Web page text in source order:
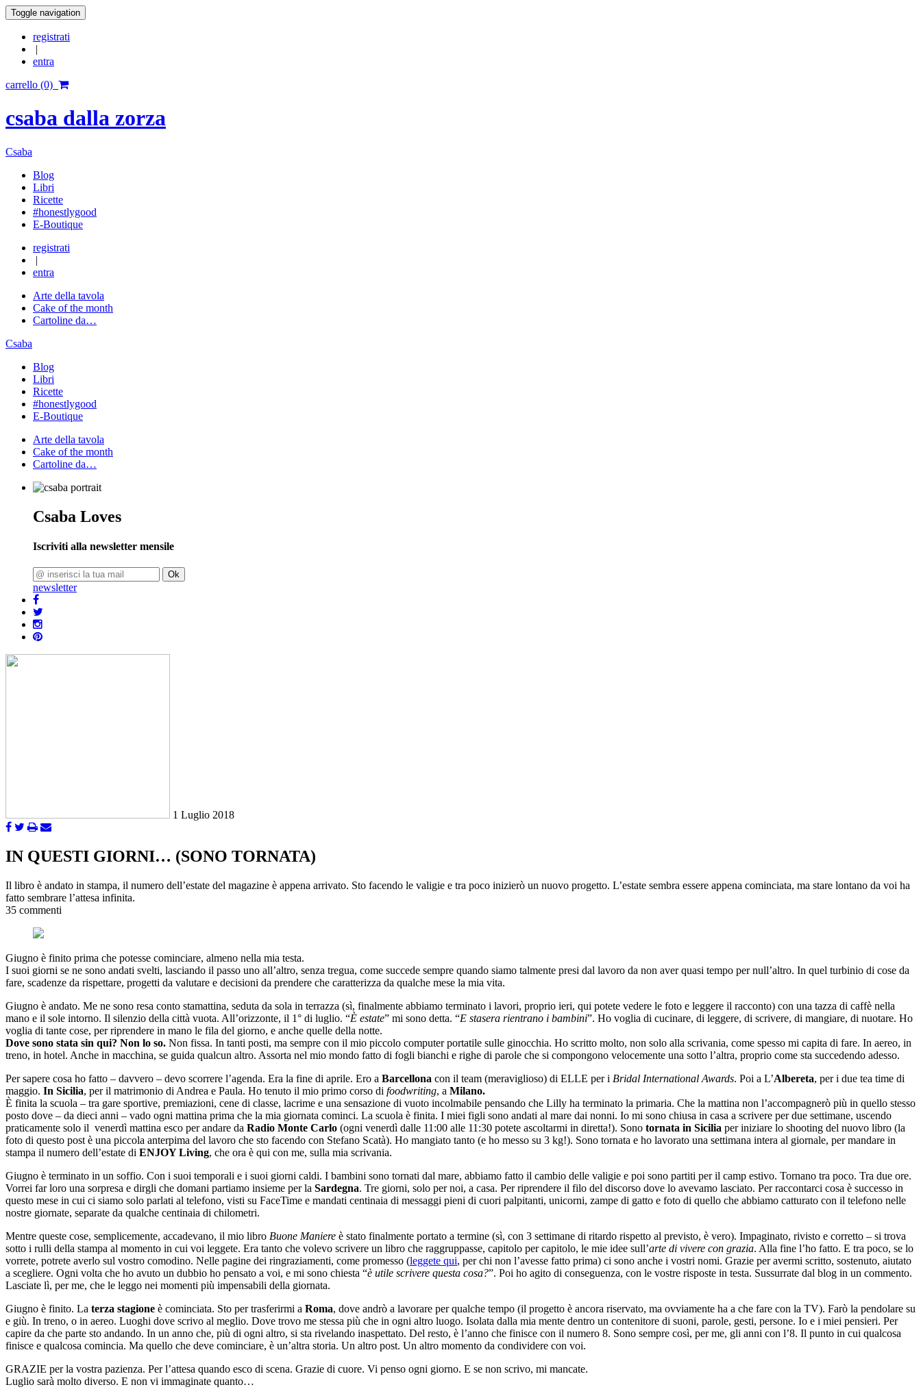
Toggle navigation
registrati
|
entra
carrello (0)
csaba dalla zorza
Csaba
Blog
Libri
Ricette
#honestlygood
E-Boutique
registrati
|
entra
Arte della tavola
Cake of the month
Cartoline da…
Csaba
Blog
Libri
Ricette
#honestlygood
E-Boutique
Arte della tavola
Cake of the month
Cartoline da…
Csaba Loves
Iscriviti alla newsletter mensile
Ok
newsletter
1 Luglio 2018
IN QUESTI GIORNI… (SONO TORNATA)
Il libro è andato in stampa, il numero dell’estate del magazine è appena arrivato. Sto facendo le valigie e tra poco inizierò un nuovo progetto. L’estate sembra essere appena cominciata, ma stare lontano da voi ha
fatto sembrare l’attesa infinita.
35 commenti
Giugno è finito prima che potesse cominciare, almeno nella mia testa.
I suoi giorni se ne sono andati svelti, lasciando il passo uno all’altro, senza tregua, come succede sempre quando siamo talmente presi dal lavoro da non aver quasi tempo per null’altro. In quel turbinio di cose da
fare, scadenze da rispettare, progetti da valutare e decisioni da prendere che caratterizza da qualche mese la mia vita.
Giugno è andato. Me ne sono resa conto stamattina, seduta da sola in terrazza (sì, finalmente abbiamo terminato i lavori, proprio ieri, qui potete vedere le foto e leggere il racconto) con una tazza di caffè nella
mano e il sole intorno. Il silenzio della città vuota. All’orizzonte, il 1° di luglio. “È estate” mi sono detta. “E stasera rientrano i bambini”. Ho voglia di cucinare, di leggere, di scrivere, di mangiare, di nuotare. Ho
voglia di tante cose, per riprendere in mano le fila del giorno, e anche quelle della notte.
Dove sono stata sin qui? Non lo so. Non fissa. In tanti posti, ma sempre con il mio piccolo computer portatile sulle ginocchia. Ho scritto molto, non solo alla scrivania, come spesso mi capita di fare. In aereo, in
treno, in hotel. Anche in macchina, se guida qualcun altro. Assorta nel mio mondo fatto di fogli bianchi e righe di parole che si compongono velocemente una sotto l’altra, proprio come sta succedendo adesso.
Per sapere cosa ho fatto – davvero – devo scorrere l’agenda. Era la fine di aprile. Ero a Barcellona con il team (meraviglioso) di ELLE per i Bridal International Awards. Poi a L’Albereta, per i due tea time di
maggio. In Sicilia, per il matrimonio di Andrea e Paula. Ho tenuto il mio primo corso di foodwriting, a Milano.
È finita la scuola – tra gare sportive, premiazioni, cene di classe, lacrime e una sensazione di vuoto incolmabile pensando che Lilly ha terminato la primaria. Che la mattina non l’accompagnerò più in quello stesso
posto dove – da dieci anni – vado ogni mattina prima che la mia giornata cominci. La scuola è finita. I miei figli sono andati al mare dai nonni. Io mi sono chiusa in casa a scrivere per due settimane, uscendo
praticamente solo il venerdì mattina esco per andare da Radio Monte Carlo (ogni venerdì dalle 11:00 alle 11:30 potete ascoltarmi in diretta!). Sono tornata in Sicilia per iniziare lo shooting del nuovo libro (la
foto di questo post è una piccola anterpima del lavoro che sto facendo con Stefano Scatà). Ho mangiato tanto (e ho messo su 3 kg!). Sono tornata e ho lavorato una settimana intera al giornale, per mandare in
stampa il numero dell’estate di ENJOY Living, che ora è qui con me, sulla mia scrivania.
Giugno è terminato in un soffio. Con i suoi temporali e i suoi giorni caldi. I bambini sono tornati dal mare, abbiamo fatto il cambio delle valigie e poi sono partiti per il camp estivo. Tornano tra poco. Tra due ore.
Vorrei far loro una sorpresa e dirgli che domani partiamo insieme per la Sardegna. Tre giorni, solo per noi, a casa. Per riprendere il filo del discorso dove lo avevamo lasciato. Per raccontarci cosa è successo in
questo mese in cui ci siamo solo parlati al telefono, visti su FaceTime e mandati centinaia di messaggi pieni di cuori palpitanti, unicorni, zampe di gatto e foto di quello che abbiamo catturato con il telefono nelle
nostre giornate, separate da qualche centinaia di chilometri.
Mentre queste cose, semplicemente, accadevano, il mio libro Buone Maniere è stato finalmente portato a termine (sì, con 3 settimane di ritardo rispetto al previsto, è vero). Impaginato, rivisto e corretto – si trova
sotto i rulli della stampa al momento in cui voi leggete. Era tanto che volevo scrivere un libro che raggruppasse, capitolo per capitolo, le mie idee sull’arte di vivere con grazia. Alla fine l’ho fatto. E tra poco, se lo
vorrete, potrete averlo sul vostro comodino. Nelle pagine dei ringraziamenti, come promesso (leggete qui, per chi non l’avesse fatto prima) ci sono anche i vostri nomi. Grazie per avermi scritto, sostenuto, aiutato
a scegliere. Ogni volta che ho avuto un dubbio ho pensato a voi, e mi sono chiesta “è utile scrivere questa cosa?”. Poi ho agito di conseguenza, con le vostre risposte in testa. Sussurrate dal blog in un commento.
Lasciate lì, per me, che le leggo nei momenti più impensabili della giornata.
Giugno è finito. La terza stagione è cominciata. Sto per trasferirmi a Roma, dove andrò a lavorare per qualche tempo (il progetto è ancora riservato, ma ovviamente ha a che fare con la TV). Farò la pendolare su
e giù. In treno, o in aereo. Luoghi dove scrivo al meglio. Dove trovo me stessa più che in ogni altro luogo. Isolata dalla mia mente dentro un contenitore di suoni, parole, gesti, persone. Io e i miei pensieri. Per
capire da che parte sto andando. In un anno che, più di ogni altro, si sta rivelando inaspettato. Del resto, è l’anno che finisce con il numero 8. Sono sempre così, per me, gli anni con l’8. Il punto in cui qualcosa
finisce e qualcosa comincia. Ma quello che deve cominciare, è un’altra storia. Un altro post. Un altro momento da condividere con voi.
GRAZIE per la vostra pazienza. Per l’attesa quando esco di scena. Grazie di cuore. Vi penso ogni giorno. E se non scrivo, mi mancate.
Luglio sarà molto diverso. E non vi immaginate quanto…